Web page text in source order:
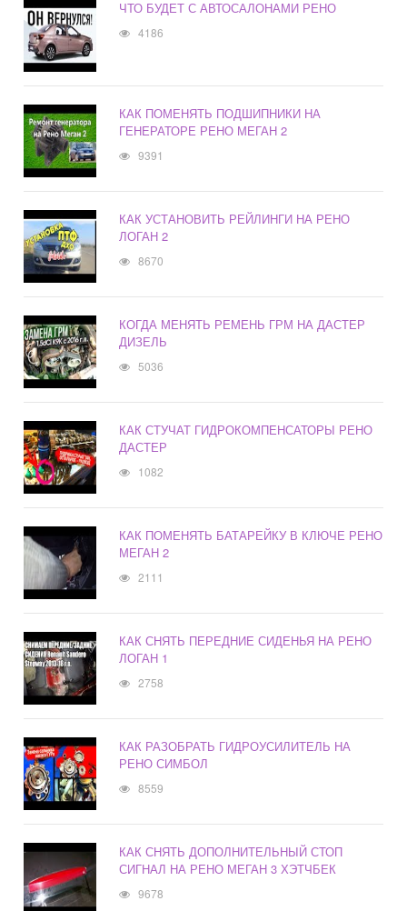
ЧТО БУДЕТ С АВТОСАЛОНАМИ РЕНО
4186
КАК ПОМЕНЯТЬ ПОДШИПНИКИ НА
ГЕНЕРАТОРЕ РЕНО МЕГАН 2
9391
КАК УСТАНОВИТЬ РЕЙЛИНГИ НА РЕНО
ЛОГАН 2
8670
КОГДА МЕНЯТЬ РЕМЕНЬ ГРМ НА ДАСТЕР
ДИЗЕЛЬ
5036
КАК СТУЧАТ ГИДРОКОМПЕНСАТОРЫ РЕНО
ДАСТЕР
1082
КАК ПОМЕНЯТЬ БАТАРЕЙКУ В КЛЮЧЕ РЕНО
МЕГАН 2
2111
КАК СНЯТЬ ПЕРЕДНИЕ СИДЕНЬЯ НА РЕНО
ЛОГАН 1
2758
КАК РАЗОБРАТЬ ГИДРОУСИЛИТЕЛЬ НА
РЕНО СИМБОЛ
8559
КАК СНЯТЬ ДОПОЛНИТЕЛЬНЫЙ СТОП
СИГНАЛ НА РЕНО МЕГАН 3 ХЭТЧБЕК
9678